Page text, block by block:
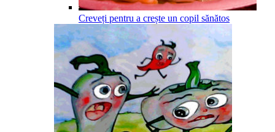
Creveți pentru a crește un copil sănătos